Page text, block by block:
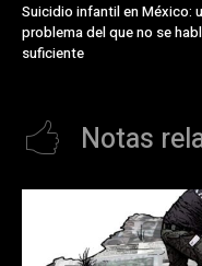
Suicidio infantil en México:
problema del que no se
suficiente
Notas